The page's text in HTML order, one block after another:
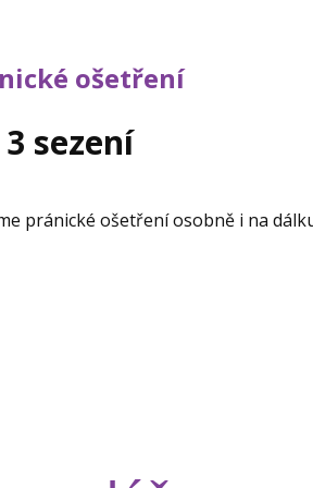
ošetření
3 sezení
pránické ošetření osobně i na